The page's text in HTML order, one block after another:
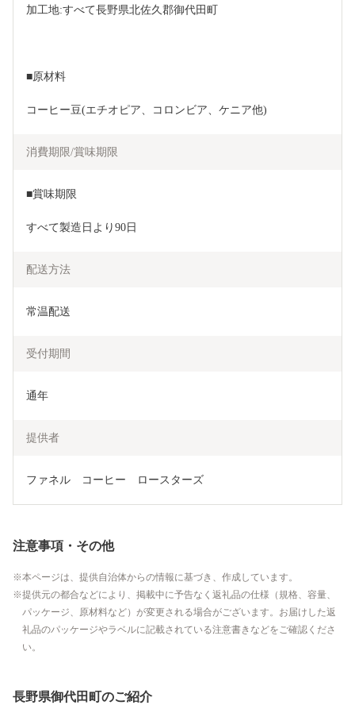
加工地:すべて長野県北佐久郡御代田町
■原材料
コーヒー豆(エチオピア、コロンビア、ケニア他)
消費期限/賞味期限
■賞味期限
すべて製造日より90日
配送方法
常温配送
受付期間
通年
提供者
ファネル　コーヒー　ロースターズ
注意事項・その他
本ページは、提供自治体からの情報に基づき、作成しています。
提供元の都合などにより、掲載中に予告なく返礼品の仕様（規格、容量、
パッケージ、原材料など）が変更される場合がございます。お届けした返
礼品のパッケージやラベルに記載されている注意書きなどをご確認くださ
い。
長野県御代田町のご紹介